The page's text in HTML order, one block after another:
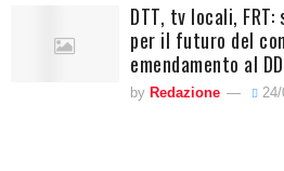
DTT, tv locali,
per il futuro del
emendamento al
by Redazione